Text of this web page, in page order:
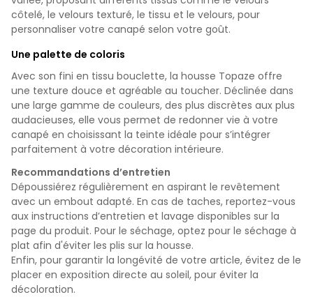
côtelé, le velours texturé, le tissu et le velours, pour
personnaliser votre canapé selon votre goût.
Une palette de coloris
Avec son fini en tissu bouclette, la housse Topaze offre
une texture douce et agréable au toucher. Déclinée dans
une large gamme de couleurs, des plus discrètes aux plus
audacieuses, elle vous permet de redonner vie à votre
canapé en choisissant la teinte idéale pour s’intégrer
parfaitement à votre décoration intérieure.
Recommandations d’entretien
Dépoussiérez régulièrement en aspirant le revêtement
avec un embout adapté. En cas de taches, reportez-vous
aux instructions d’entretien et lavage disponibles sur la
page du produit. Pour le séchage, optez pour le séchage à
plat afin d'éviter les plis sur la housse.
Enfin, pour garantir la longévité de votre article, évitez de le
placer en exposition directe au soleil, pour éviter la
décoloration.